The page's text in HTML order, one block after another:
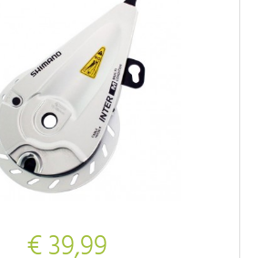
€ 39,99